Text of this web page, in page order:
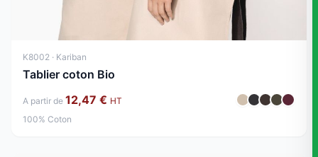
K8002 · Kariban
Tablier coton Bio
A partir de 12,47 € HT
100% Coton